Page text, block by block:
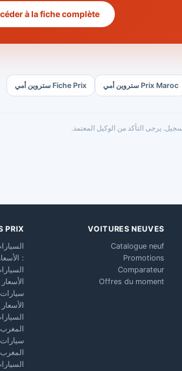
à la fiche complète →
Prix Maroc ستروين أمي Fiche Prix ستروين أمي
يرجى التأكد من الوكيل المعتمد.
VOITURES NEUVES
Catalogue neuf
Promotions
Comparateur
Offres du moment
PRIX
:
المغرب :